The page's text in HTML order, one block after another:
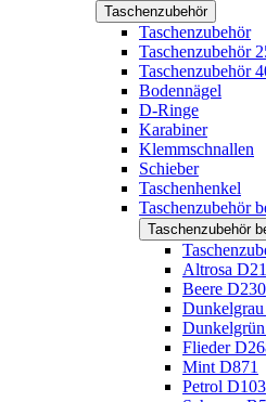
Taschenzubehör
Taschenzubehör
Taschenzubehör
Taschenzubehör
Bodennägel
D-Ringe
Karabiner
Klemmschnallen
Schieber
Taschenhenkel
Taschenzubehör
Taschenzubehör
Altrosa
Beere D230
Flieder
Mint D871
Petrol D103